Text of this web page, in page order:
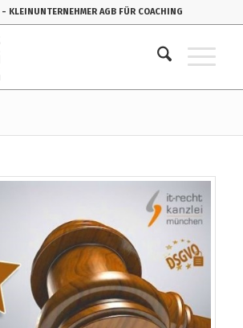
- KLEINUNTERNEHMER AGB FÜR COACHING